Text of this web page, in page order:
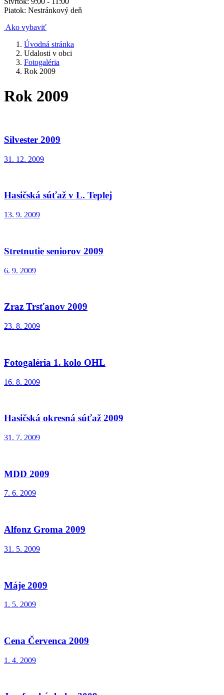
Piatok: Nestránkový deň
Ako vybaviť
Úvodná stránka
Udalosti v obci
Fotogaléria
Rok 2009
Rok 2009
Silvester 2009
31. 12. 2009
Hasičská súťaž v L. Teplej
13. 9. 2009
Stretnutie seniorov 2009
6. 9. 2009
Zraz Trsťanov 2009
23. 8. 2009
Fotogaléria 1. kolo OHL
16. 8. 2009
Hasičská okresná súťaž 2009
31. 7. 2009
MDD 2009
7. 6. 2009
Alfonz Groma 2009
31. 5. 2009
Máje 2009
1. 5. 2009
Cena Červenca 2009
1. 4. 2009